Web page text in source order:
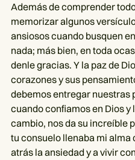
Además de comprender
memorizar algunos
ansiosos cuando busquen
nada; más bien, en toda
denle gracias. Y la paz de
corazones y sus
debemos entregar nuestras
cuando confiamos en Dios
cambio, nos da su increíble
tu consuelo llenaba mi alma
atrás la ansiedad y a vivir